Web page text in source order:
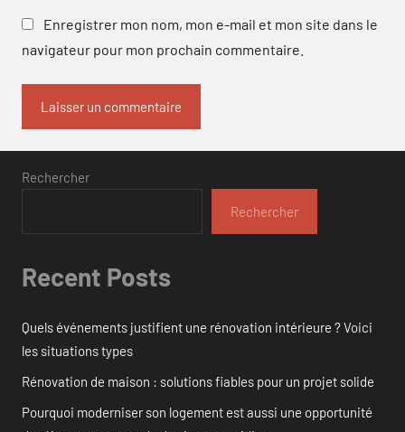
Enregistrer mon nom, mon e-mail et mon site dans le
navigateur pour mon prochain commentaire.
Rechercher
Rechercher
Recent Posts
Quels événements justifient une rénovation intérieure ? Voici
les situations types
Rénovation de maison : solutions fiables pour un projet solide
Pourquoi moderniser son logement est aussi une opportunité